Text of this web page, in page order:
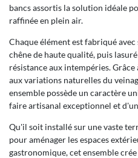
bancs assortis la solution idéale
raffinée en plein air.
Chaque élément est fabriqué
chêne de haute qualité, puis
résistance aux intempéries.
aux variations naturelles du
ensemble possède un caractère
faire artisanal exceptionnel et
Qu'il soit installé sur une vaste
pour aménager les espaces
gastronomique, cet ensemble